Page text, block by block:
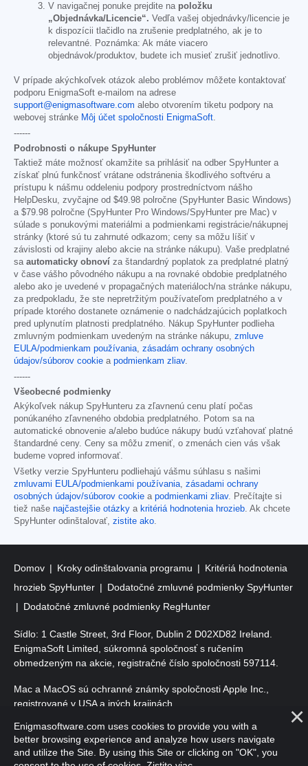
V navigačnej ponuke prejdite na položku
„Objednávka/Licencie“. Vedľa vašej objednávky/licencie je
k dispozícii tlačidlo na zrušenie predplatného, ak je to
relevantné. Poznámka: Ak máte viacero
objednávok/produktov, budete ich musieť zrušiť jednotlivo.
V prípade akýchkoľvek otázok alebo problémov môžete kontaktovať
podporu EnigmaSoft e-mailom na adrese
support@enigmasoftware.com alebo otvorením tiketu podpory na
webovej stránke Môj účet spoločnosti EnigmaSoft
------
Podrobnosti o nákupe SpyHunter
Taktiež máte možnosť okamžite sa prihlásiť na odber SpyHunter a
získať plnú funkčnosť vrátane odstránenia škodlivého softvéru a
prístupu k nášmu oddeleniu podpory prostredníctvom nášho
HelpDesku, zvyčajne od $49.98 polročne (SpyHunter Basic Windows)
a $79.98 polročne (SpyHunter Pro Windows/SpyHunter pre Mac) v
súlade s ponukovými materiálmi a podmienkami registrácie/nákupnej
stránky (ktoré sú tu zahrnuté odkazom; ceny sa môžu líšiť v
závislosti od krajiny alebo akcie na stránke nákupu). Vaše predplatné
sa automaticky obnoví za štandardný poplatok za predplatné platný
v čase vášho pôvodného nákupu a na rovnaké obdobie predplatného
alebo ako je uvedené v propagačných materiáloch/na stránke nákupu,
za predpokladu, že ste nepretržitým používateľom predplatného a v
prípade ktorého dostanete oznámenie o nadchádzajúcich poplatkoch
pred uplynutím platnosti predplatného. Nákup SpyHunter podlieha
zmluvným podmienkam uvedeným na stránke nákupu, zmluve
EULA/podmienkam používania zásadám ochrany osobných
údajov/súborov cookie a podmienkam zliav.
------
Všeobecné podmienky
Akýkoľvek nákup SpyHunteru za zľavnenú cenu platí počas
ponúkaného zľavneného obdobia predplatného. Potom sa na
automatické obnovenie a/alebo budúce nákupy budú vzťahovať platné
štandardné ceny. Ceny sa môžu zmeniť, o zmenách cien vás však
budeme vopred informovať.
Všetky verzie SpyHunteru podliehajú vášmu súhlasu s našimi
zmluvami EULA/podmienkami používania zásadami ochrany
osobných údajov/súborov cookie a podmienkami zliav. Prečítajte si
tiež naše najčastejšie otázky a kritériá hodnotenia hrozieb . Ak chcete
SpyHunter odinštalovať, zistite ako
Domov Kroky odinštalovania programu
Kritériá hodnotenia
hrozieb SpyHunter
Dodatočné zmluvné podmienky SpyHunter
Dodatočné zmluvné podmienky RegHunter
Sídlo: 1 Castle Street, 3rd Floor, Dublin 2 D02XD82 Ireland.
EnigmaSoft Limited, súkromná spoločnosť s ručením
obmedzeným na akcie, registračné číslo spoločnosti 597114.
Mac a MacOS sú ochranné známky spoločnosti Apple Inc.,
registrované v USA a iných krajinách.
Copyright 2016-2026 . EnigmaSoft Ltd. Všetky práva vyhradené.
Enigmasoftware.com uses cookies to provide you with a
better browsing experience and analyze how users navigate
and utilize the Site. By using this Site or clicking on "OK", you